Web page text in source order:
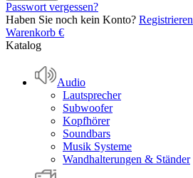
Passwort vergessen?
Haben Sie noch kein Konto? Registrieren
Warenkorb €
Katalog
Audio
Lautsprecher
Subwoofer
Kopfhörer
Soundbars
Musik Systeme
Wandhalterungen & Ständer